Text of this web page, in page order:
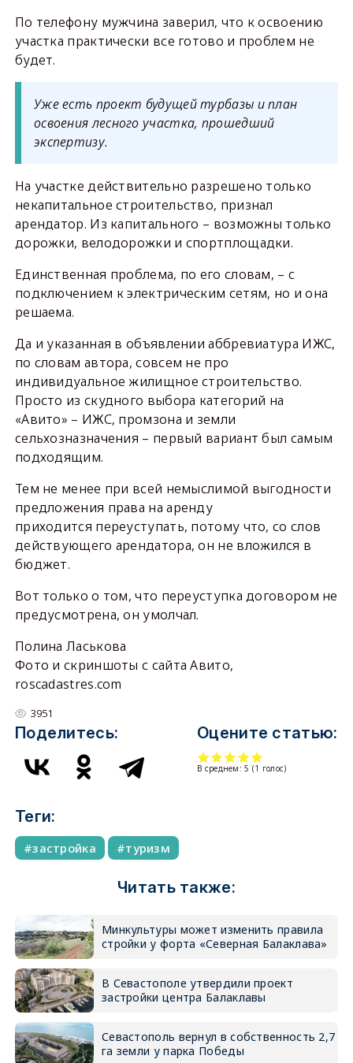
По телефону мужчина заверил, что к освоению
участка практически все готово и проблем не
будет.
Уже есть проект будущей турбазы и план
освоения лесного участка, прошедший
экспертизу.
На участке действительно разрешено только
некапитальное строительство, признал
арендатор. Из капитального – возможны только
дорожки, велодорожки и спортплощадки.
Единственная проблема, по его словам, – с
подключением к электрическим сетям, но и она
решаема.
Да и указанная в объявлении аббревиатура ИЖС,
по словам автора, совсем не про
индивидуальное жилищное строительство.
Просто из скудного выбора категорий на
«Авито» – ИЖС, промзона и земли
сельхозназначения – первый вариант был самым
подходящим.
Тем не менее при всей немыслимой выгодности
предложения права на аренду
приходится переуступать, потому что, со слов
действующего арендатора, он не вложился в
бюджет.
Вот только о том, что переуступка договором не
предусмотрена, он умолчал.
Полина Ласькова
Фото и скриншоты с сайта Авито,
roscadastres.com
3951
Поделитесь: Оцените статью:
В среднем:5 (1 голос)
Теги:
застройка туризм
Читать также:
Минкультуры может изменить правила
стройки у форта «Северная Балаклава»
В Севастополе утвердили проект
застройки центра Балаклавы
Севастополь вернул в собственность 2,7
га земли у парка Победы